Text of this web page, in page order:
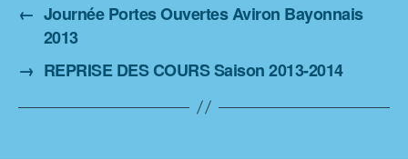
← Journée Portes Ouvertes Aviron Bayonnais
2013
→ REPRISE DES COURS Saison 2013-2014